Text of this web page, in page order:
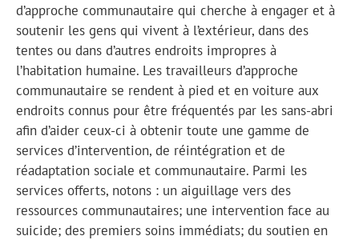
d’approche communautaire qui cherche à engager et à
soutenir les gens qui vivent à l’extérieur, dans des
tentes ou dans d’autres endroits impropres à
l’habitation humaine. Les travailleurs d’approche
communautaire se rendent à pied et en voiture aux
endroits connus pour être fréquentés par les sans-abri
afin d’aider ceux-ci à obtenir toute une gamme de
services d’intervention, de réintégration et de
réadaptation sociale et communautaire. Parmi les
services offerts, notons : un aiguillage vers des
ressources communautaires; une intervention face au
suicide; des premiers soins immédiats; du soutien en